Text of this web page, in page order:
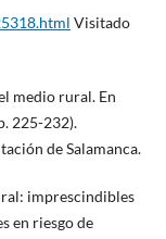
Visitado
medio rural. En
225-232).
de Salamanca.
imprescindibles
en riesgo de